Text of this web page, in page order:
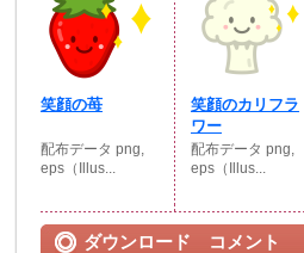
笑顔の苺
配布データ png,
eps（Illus...
笑顔のカリフラ
ワー
配布データ png,
eps（Illus...
ダウンロード コメント